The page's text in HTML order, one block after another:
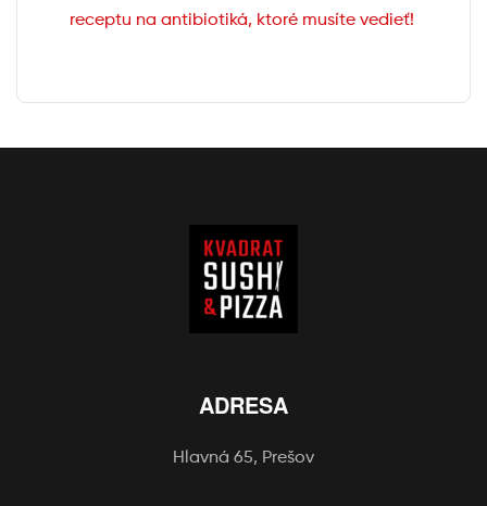
receptu na antibiotiká, ktoré musíte vedieť!
ADRESA
Hlavná 65, Prešov